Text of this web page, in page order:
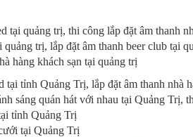
tại quảng trị, thi công lắp đặt âm thanh
trị, lắp đặt âm thanh beer club tại
hàng khách sạn tại quảng trị
tỉnh Quảng Trị, lắp đặt âm thanh nhà
sáng quán hát với nhau tại Quảng Trị,
tỉnh Quảng Trị
tại Quảng Trị